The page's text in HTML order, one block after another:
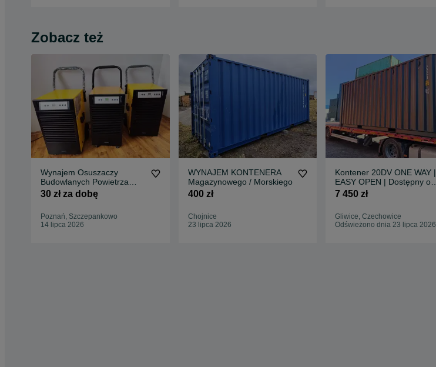
Zobacz też
Wynajem Osuszaczy
Budowlanych Powietrza
55L/24h Zalania Wilgoć
30 zł za dobę
Poznań, Szczepankowo
14 lipca 2026
WYNAJEM KONTENERA
Magazynowego / Morskiego
400 zł
Chojnice
23 lipca 2026
Kontener 20DV ONE WAY |
EASY OPEN | Dostępny od
ręki
7 450 zł
Gliwice, Czechowice
Odświeżono dnia 23 lipca 2026